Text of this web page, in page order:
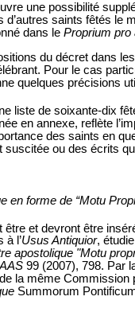
une possibilité
saints fêtés le
dans le Proprium pro
du décret dans
Pour le cas
quelques précisions
liste de soixante-dix
en annexe, reflète
des saints en
suscitée ou des écrits
en forme de “Motu
être et devront être
à l’Usus Antiquior,
apostolique "Motu
AAS 99 (2007), 798. Par
de la même Commission
Summorum